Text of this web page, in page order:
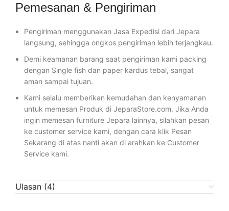
Pemesanan & Pengiriman
Pengiriman menggunakan Jasa Expedisi dari Jepara
langsung, sehingga ongkos pengiriman lebih terjangkau.
Demi keamanan barang saat pengiriman kami packing
dengan Single fish dan paper kardus tebal, sangat
aman sampai tujuan.
Kami selalu memberikan kemudahan dan kenyamanan
untuk memesan Produk di JeparaStore.com. Jika Anda
ingin memesan furniture Jepara lainnya, silahkan pesan
ke customer service kami, dengan cara klik Pesan
Sekarang di atas nanti akan di arahkan ke Customer
Service kami.
Ulasan (4)